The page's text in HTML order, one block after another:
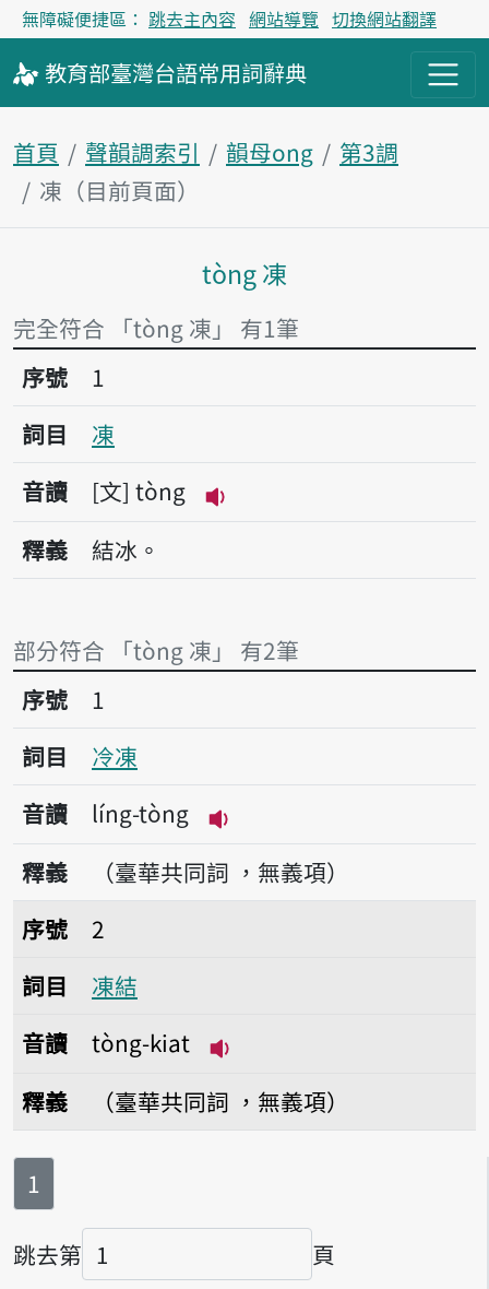
無障礙便捷區： 跳去主內容 網站導覽 切換網站翻譯
教育部臺灣台語常用詞辭典
首頁 聲韻調索引 韻母ong
第3調
凍（目前頁面）
主內容區塊
tòng 凍
完全符合 「tòng 凍」 有1筆
序號1凍
序號
1
詞目
凍
音讀
文 tòng
播放音讀tòng
釋義 結冰。
部分符合 「tòng 凍」 有2筆
序號1冷凍
序號
1
詞目
冷凍
音讀
líng-tòng
播放音讀líng-tòng
釋義
（臺華共同詞 ，無義項）
序號2凍結
序號
2
詞目
凍結
音讀
tòng-kiat
釋義 （臺華共同詞 ，無義項）
第
1
跳去第
頁碼
頁